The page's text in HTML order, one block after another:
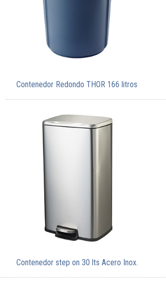
Contenedor Redondo THOR 166 litros
Contenedor step on 30 lts Acero Inox.